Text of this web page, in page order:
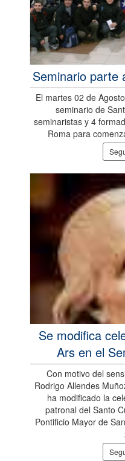
Seminario parte
El martes 02 de
seminario de
seminaristas y 4
Roma para
Se modifica
Ars en el
Con motivo del
Rodrigo Allendes
ha modificado la
patronal del Santo
Pontificio Mayor de